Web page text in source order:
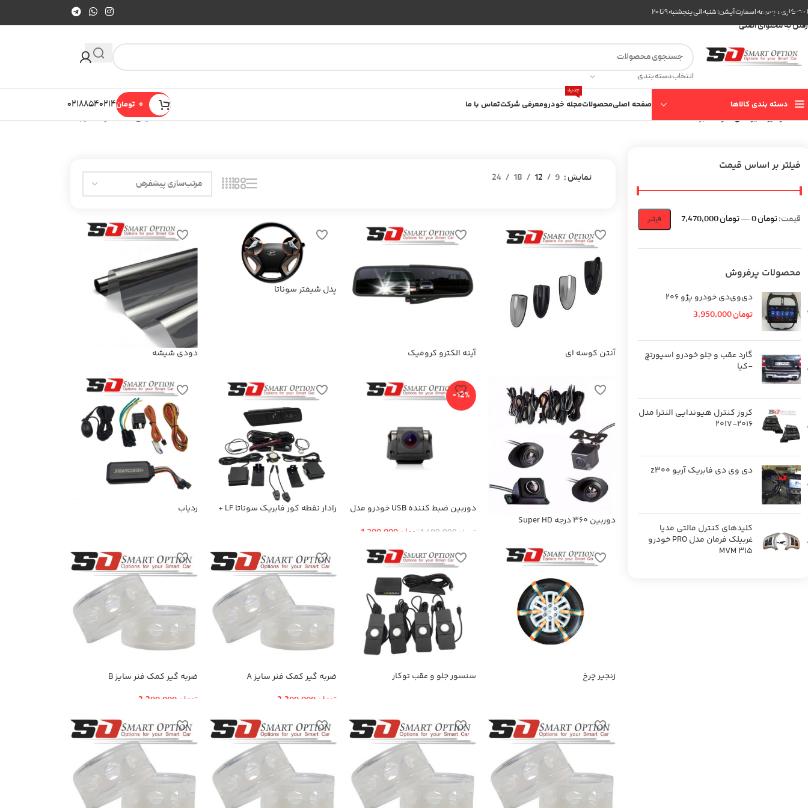
عبور به ناوبری
رفتن به محتوای اصلی
کاری مجموعه اسمارت آپشن: شنبه الی پنجشنبه ۹ تا ۲۰
انتخاب دسته بندی
دسته بندی کالاها صفحه اصلیمحصولاتمجله خودرو
جدید
معرفی شرکتتماس با ما تومان۰۲۱۸۸۵۴۰۲۱۴
خانه خودرو هيونداي سوناتا برگه 2 نمایش 13–24 از 35 نتیجه
فیلتر بر اساس قیمت
فیلتر قیمت:تومان 0 —تومان 7,470,000
محصولات پرفروش
دی‌وی‌دی خودرو پژو 206
تومان
گارد عقب و جلو خودرو اسپورتچ
-کیا
کروز کنترل هیوندایی النترا مدل
۲۰۱۶-۲۰۱۷
دی وی دی فابريك آریو z300
کلیدهای کنترل مالتی مدیا
غربیلک فرمان مدل PRO خودرو
MVM 315
نمایش 9
12
18
24
آنتن کوسه ای آینه الکترو کرومیک
پدل شیفتر سوناتا
دودی شیشه
دوربین 360 درجه Super HD
-12%
دوربین ضبط کننده USB خودرو مدل
عقب
تومان تومان 1,300,000
رادار نقطه کور فابریک سوناتا LF +
ردیاب
زنجیر چرخ
سنسور جلو و عقب توکار
ضربه گیر کمک فنر سایز A
تومان
ضربه گیر کمک فنر سایز B
تومان 2,200,000